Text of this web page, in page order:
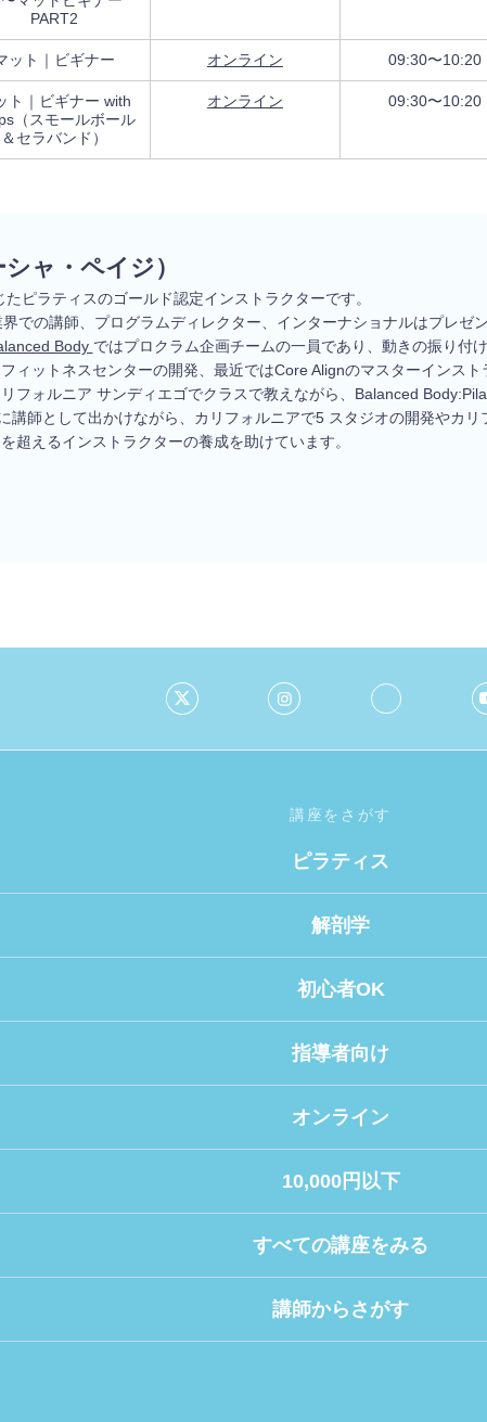
PART2
ット｜ビギナー オンライン 09:30〜10:20
ト｜ビギナー with
（スモールボール
＆セラバンド）
オンライン 09:30〜10:20
ャ・ペイジ）
ピラティスのゴールド認定インストラクターです。
での講師、プログラムディレクター、インターナショナルはプレゼ
Body ではプロクラム企画チームの一員であり、動きの振り付
ィットネスセンターの開発、最近ではCore Alignのマスターインスト
フォルニア サンディエゴでクラスで教えながら、Balanced
講師として出かけながら、カリフォルニアで5 スタジオの開発やカリ
超えるインストラクターの養成を助けています。
講座をさがす
ピラティス
解剖学
初心者OK
指導者向け
オンライン
10,000円以下
すべての講座をみる
講師からさがす